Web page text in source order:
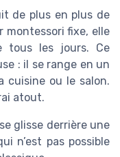
de plus en plus de
montessori fixe, elle
tous les jours. Ce
: il se range en un
cuisine ou le salon.
atout.
glisse derrière une
n’est pas possible